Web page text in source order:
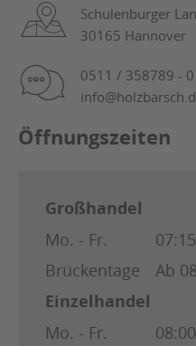
Schulenburger
30165 Hannover
0511 / 358789 - 0
Öffnungszeiten
Großhandel
Mo. - Fr.
Brückentage
Ab
Einzelhandel
Mo. - Fr.